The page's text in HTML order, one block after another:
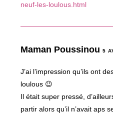
neuf-les-loulous.html
Maman Poussinou5
J’ai l’impression qu’ils ont
loulous 😉
Il était super pressé,
partir alors qu’il n’avait aps